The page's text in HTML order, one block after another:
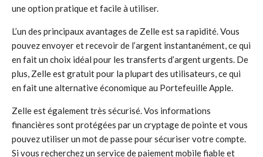
une option pratique et facile à utiliser.
L’un des principaux avantages de Zelle est sa rapidité. Vous
pouvez envoyer et recevoir de l’argent instantanément, ce qui
en fait un choix idéal pour les transferts d’argent urgents. De
plus, Zelle est gratuit pour la plupart des utilisateurs, ce qui
en fait une alternative économique au Portefeuille Apple.
Zelle est également très sécurisé. Vos informations
financières sont protégées par un cryptage de pointe et vous
pouvez utiliser un mot de passe pour sécuriser votre compte.
Si vous recherchez un service de paiement mobile fiable et